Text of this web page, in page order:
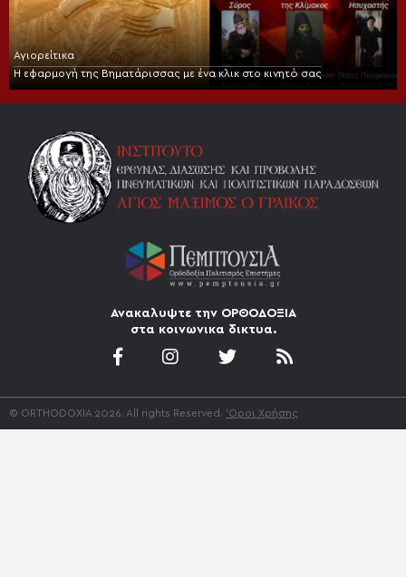
Αγιορείτικα
Η εφαρμογή της Βηματάρισσας με ένα κλικ στο κινητό σας
Ανακαλυψτε την ΟΡΘΟΔΟΞΙΑ
στα κοινωνικα δικτυα.
© ORTHODOXIA 2026. All rights Reserved. 'Οροι Χρήσης